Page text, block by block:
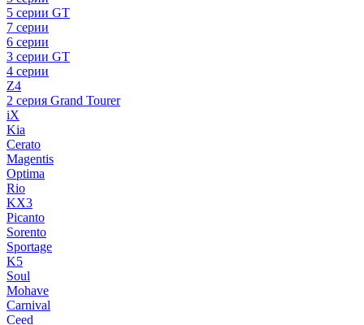
5 серии GT
7 серии
6 серии
3 серии GT
4 серии
Z4
2 серия Grand Tourer
iX
Kia
Cerato
Magentis
Optima
Rio
KX3
Picanto
Sorento
Sportage
K5
Soul
Mohave
Carnival
Ceed